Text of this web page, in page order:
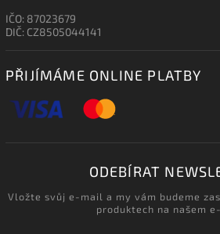
IČO: 87023679
DIČ: CZ8505044141
PŘIJÍMÁME ONLINE PLATBY
ODEBÍRAT
Vložte svůj e-mail a my vám budeme
produktech na našem